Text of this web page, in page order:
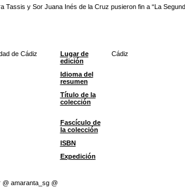
Tassis y Sor Juana Inés de la Cruz pusieron fin a “La
de Cádiz
Lugar de
edición
Cádiz
Idioma del
resumen
Título de la
colección
Fascículo de
la colección
ISBN
Expedición
@ amaranta_sg @